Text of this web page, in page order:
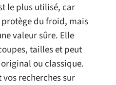
le plus utilisé, car
du froid, mais
valeur sûre. Elle
tailles et peut
ou classique.
recherches sur